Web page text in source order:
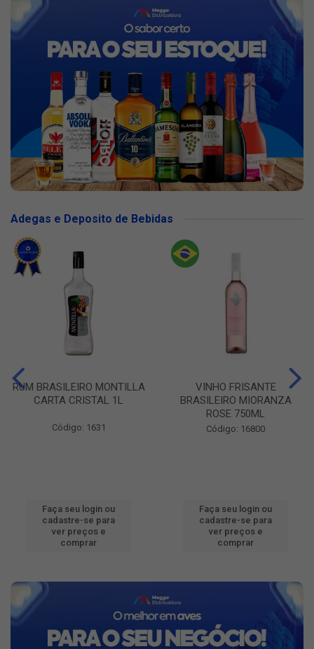
Adegas e Deposito de Bebidas
RUM BRASILEIRO MONTILLA
CARTA CRISTAL 1L
Código: 1631
Faça seu login ou
cadastre-se para
ver preços e
comprar
VINHO FRISANTE
BRASILEIRO MIORANZA
ROSE 750ML
Código: 16800
Faça seu login ou
cadastre-se para
ver preços e
comprar